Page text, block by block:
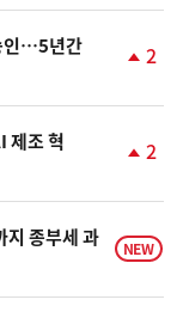
일
인…5년간
상
2
제조 혁
상
승
2
종부세 과
NEW